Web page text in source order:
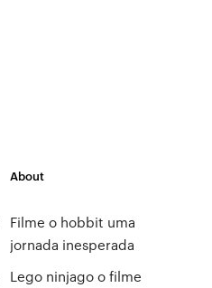
About
Filme o hobbit uma
jornada inesperada
Lego ninjago o filme